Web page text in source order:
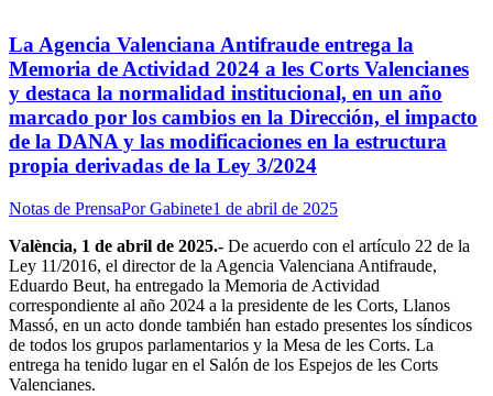
La Agencia Valenciana Antifraude entrega la
Memoria de Actividad 2024 a les Corts Valencianes
y destaca la normalidad institucional, en un año
marcado por los cambios en la Dirección, el impacto
de la DANA y las modificaciones en la estructura
propia derivadas de la Ley 3/2024
Notas de PrensaPorGabinete1 de abril de 2025
València, 1 de abril de 2025.- De acuerdo con el artículo 22 de la
Ley 11/2016, el director de la Agencia Valenciana Antifraude,
Eduardo Beut, ha entregado la Memoria de Actividad
correspondiente al año 2024 a la presidente de les Corts, Llanos
Massó, en un acto donde también han estado presentes los síndicos
de todos los grupos parlamentarios y la Mesa de les Corts. La
entrega ha tenido lugar en el Salón de los Espejos de les Corts
Valencianes.